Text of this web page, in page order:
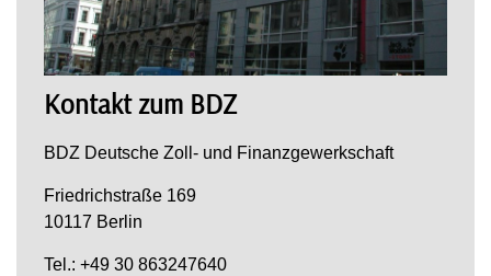
Kontakt zum BDZ
BDZ Deutsche Zoll- und Finanzgewerkschaft
Friedrichstraße 169
10117 Berlin
Tel.: +49 30 863247640